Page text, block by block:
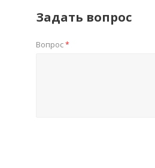
Задать вопрос
Вопрос*